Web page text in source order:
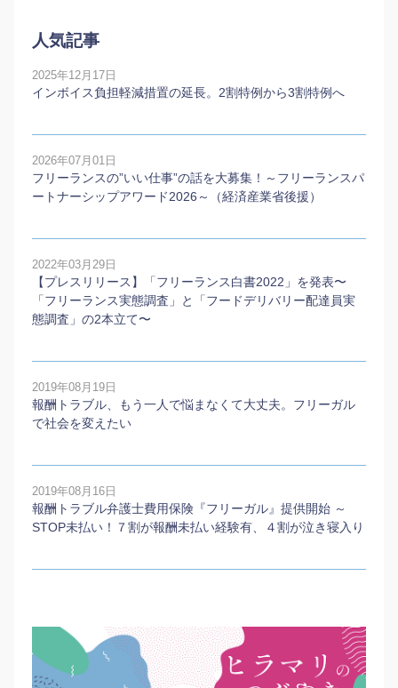
人気記事
2025年12月17日
インボイス負担軽減措置の延長。2割特例から3割特例へ
2026年07月01日
フリーランスの”いい仕事”の話を大募集！～フリーランスパ
ートナーシップアワード2026～（経済産業省後援）
2022年03月29日
【プレスリリース】「フリーランス白書2022」を発表〜
「フリーランス実態調査」と「フードデリバリー配達員実
態調査」の2本⽴て〜
2019年08月19日
報酬トラブル、もう一人で悩まなくて大丈夫。フリーガル
で社会を変えたい
2019年08月16日
報酬トラブル弁護士費用保険『フリーガル』提供開始 ～
STOP未払い！７割が報酬未払い経験有、４割が泣き寝入り